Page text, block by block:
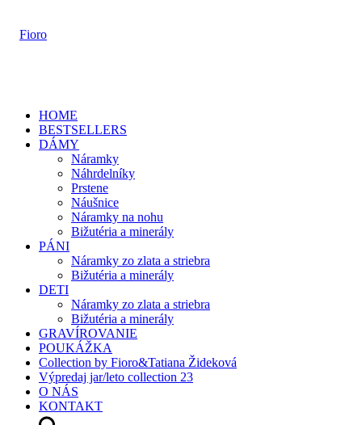
HOME
BESTSELLERS
DÁMY
Náramky
Náhrdelníky
Prstene
Náušnice
Náramky na nohu
Bižutéria a minerály
PÁNI
Náramky zo zlata a striebra
Bižutéria a minerály
DETI
Náramky zo zlata a striebra
Bižutéria a minerály
GRAVÍROVANIE
POUKÁŽKA
Collection by Fioro&Tatiana Žideková
Výpredaj jar/leto collection 23
O NÁS
KONTAKT